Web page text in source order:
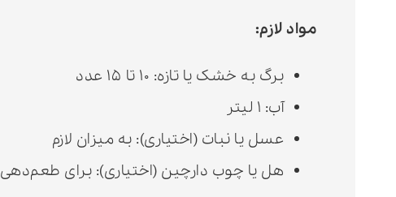
مواد لازم:
برگ به خشک یا تازه: ۱۰ تا ۱۵ عدد
آب: ۱ لیتر
عسل یا نبات (اختیاری): به میزان لازم
هل یا چوب دارچین (اختیاری): برای طعم‌دهی